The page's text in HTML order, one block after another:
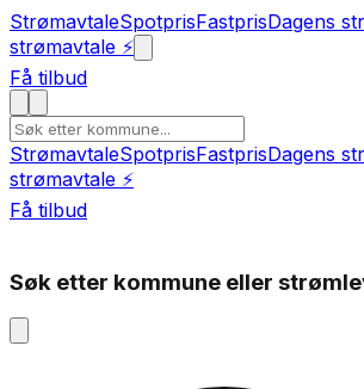
StrømavtaleSpotprisFastprisDagens
strømavtale ⚡
Få tilbud
StrømavtaleSpotprisFastprisDagens
strømavtale ⚡
Få tilbud
Søk etter kommune eller